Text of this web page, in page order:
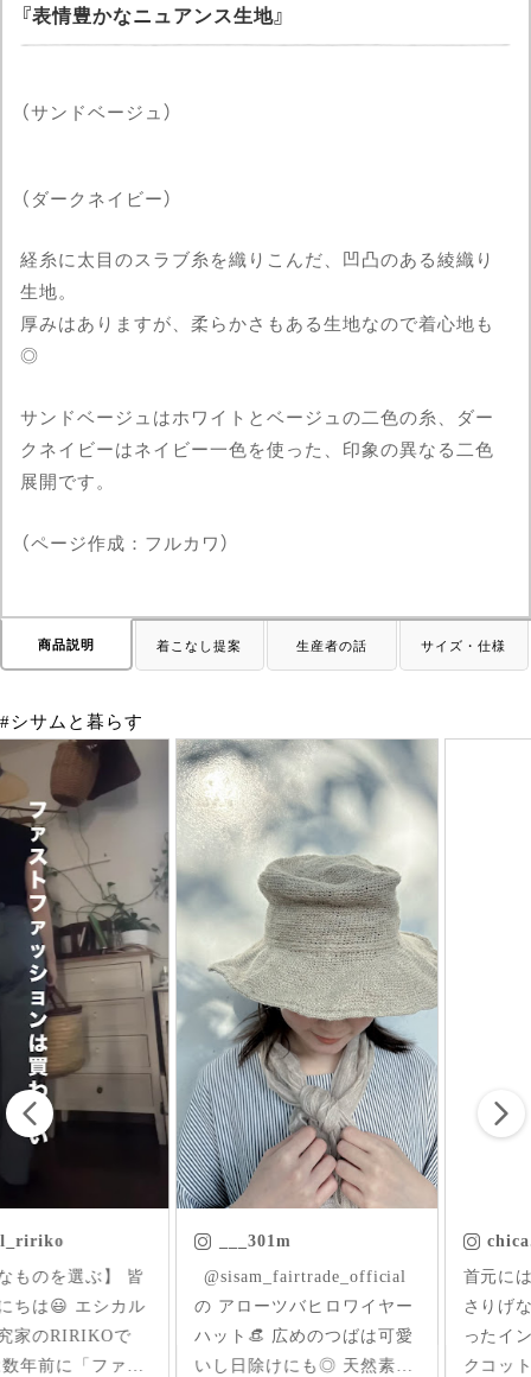
表情豊かなニュアンス生地
（サンドベージュ）
（ダークネイビー）
経糸に太目のスラブ糸を織りこんだ、凹凸のある綾織り
生地。
厚みはありますが、柔らかさもある生地なので着心地も
◎
サンドベージュはホワイトとベージュの二色の糸、ダー
クネイビーはネイビー一色を使った、印象の異なる二色
展開です。
（ページ作成：フルカワ）
商品説明 着こなし提案 生産者の話 サイズ・仕様
#シサムと暮らす
___301m
ㅤㅤㅤ @sisam_fairtrade_official
の アローツバヒロワイヤー
ハット👒 広めのつばは可愛
いし日除けにも◎ 天然素材
首元にはいった草花刺繍が
さりげなくアクセントにな
ったインド産のオーガニッ
クコットンのブラウス✨ 軽